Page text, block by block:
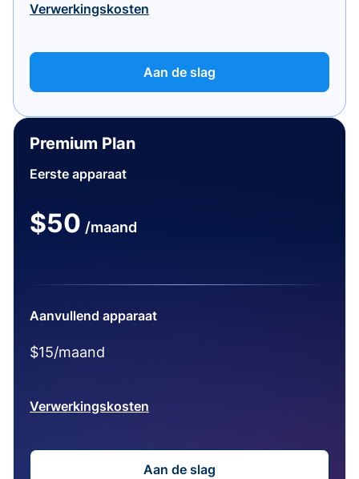
Verwerkingskosten
Aan de slag
Premium Plan
Eerste apparaat
$50 /maand
Aanvullend apparaat
$15/maand
Verwerkingskosten
Aan de slag